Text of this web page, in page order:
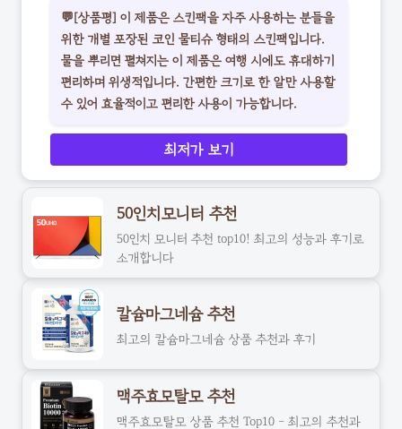
💬[상품평] 이 제품은 스킨팩을 자주 사용하는 분들을
위한 개별 포장된 코인 물티슈 형태의 스킨팩입니다.
물을 뿌리면 펼쳐지는 이 제품은 여행 시에도 휴대하기
편리하며 위생적입니다. 간편한 크기로 한 알만 사용할
수 있어 효율적이고 편리한 사용이 가능합니다.
최저가 보기
50인치모니터 추천
50인치 모니터 추천 top10! 최고의 성능과 후기로
소개합니다
칼슘마그네슘 추천
최고의 칼슘마그네슘 상품 추천과 후기
맥주효모탈모 추천
맥주효모탈모 상품 추천 Top10 - 최고의 추천과